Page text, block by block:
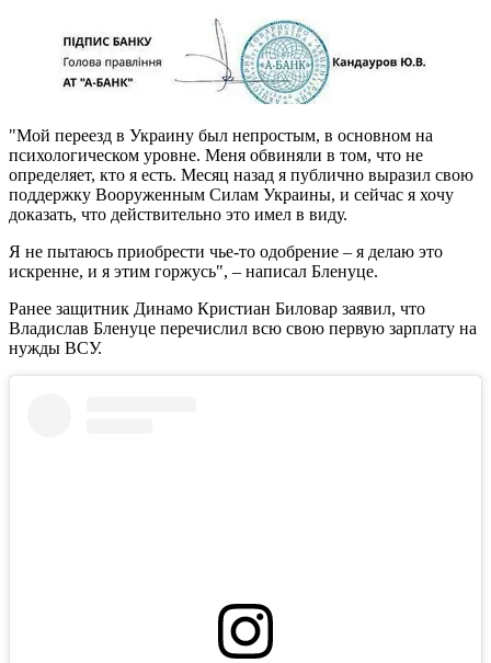
"Мой переезд в Украину был непростым, в основном на
психологическом уровне. Меня обвиняли в том, что не
определяет, кто я есть. Месяц назад я публично выразил свою
поддержку Вооруженным Силам Украины, и сейчас я хочу
доказать, что действительно это имел в виду.
Я не пытаюсь приобрести чье-то одобрение – я делаю это
искренне, и я этим горжусь", – написал Бленуце.
Ранее защитник Динамо Кристиан Биловар заявил, что
Владислав Бленуце перечислил всю свою первую зарплату на
нужды ВСУ.